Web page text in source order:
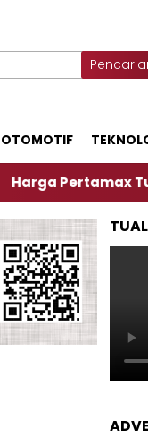
OTOMOTIF
Turun Per